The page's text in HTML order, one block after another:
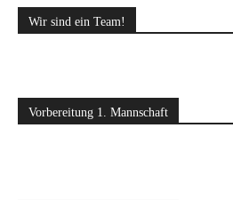
Wir sind ein Team!
Vorbereitung 1. Mannschaft